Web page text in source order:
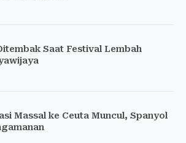
Saat Festival Lembah
Massal ke Ceuta Muncul, Spanyol